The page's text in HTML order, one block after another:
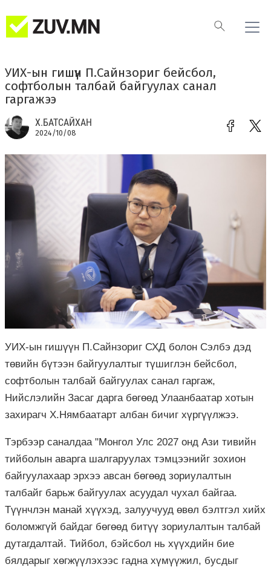
УИХ-ын гишүүн П.Сайнзориг бейсбол,
софтболын талбай байгуулах санал
гаргажээ
Х.БАТСАЙХАН
2024/10/08
УИХ-ын гишүүн П.Сайнзориг СХД болон Сэлбэ дэд
төвийн бүтээн байгуулалтыг түшиглэн бейсбол,
софтболын талбай байгуулах санал гаргаж,
Нийслэлийн Засаг дарга бөгөөд Улаанбаатар хотын
захирагч Х.Нямбаатарт албан бичиг хүргүүлжээ.
Тэрбээр саналдаа "Монгол Улс 2027 онд Ази тивийн
тийболын аварга шалгаруулах тэмцээнийг зохион
байгуулахаар эрхээ авсан бөгөөд зориулалтын
талбайг барьж байгуулах асуудал чухал байгаа.
Түүнчлэн манай хүүхэд, залуучууд өвөл бэлтгэл хийх
боломжгүй байдаг бөгөөд битүү зориулалтын талбай
дутагдалтай. Тийбол, бэйсбол нь хүүхдийн бие
бялдарыг хөгжүүлэхээс гадна хүмүүжил, бусдыг